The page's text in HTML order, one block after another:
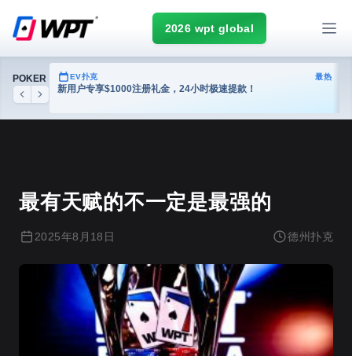
2026 wpt global
POKER
Previous
Next
热门 EV扑克 最热
新用户专享$1000注册礼金，24小时极速提款！
最有天赋的不一定是最强的
2025年8月18日 德州扑克